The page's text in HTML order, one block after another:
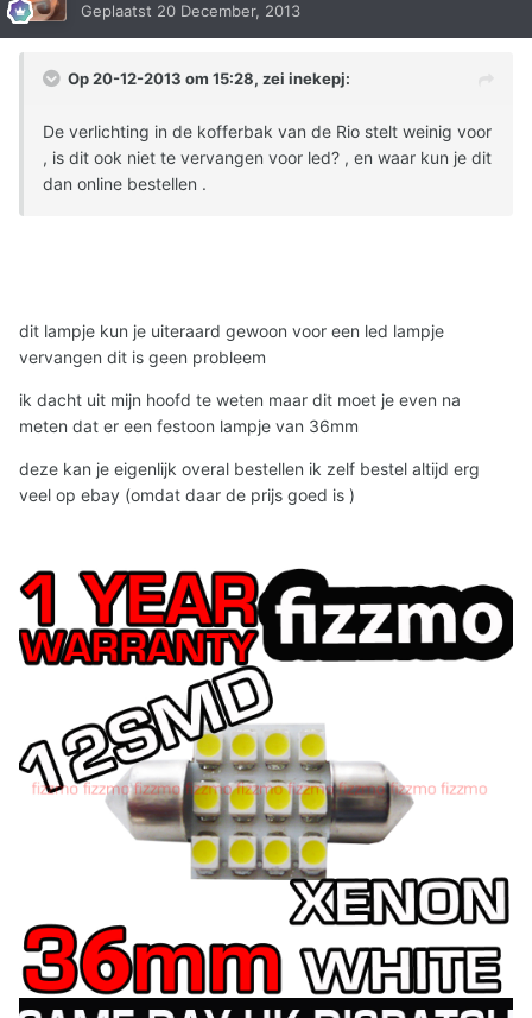
Geplaatst 20 December, 2013
Op 20-12-2013 om 15:28, zei inekepj:
De verlichting in de kofferbak van de Rio stelt weinig voor
, is dit ook niet te vervangen voor led? , en waar kun je dit
dan online bestellen .
dit lampje kun je uiteraard gewoon voor een led lampje
vervangen dit is geen probleem
ik dacht uit mijn hoofd te weten maar dit moet je even na
meten dat er een festoon lampje van 36mm
deze kan je eigenlijk overal bestellen ik zelf bestel altijd erg
veel op ebay (omdat daar de prijs goed is )